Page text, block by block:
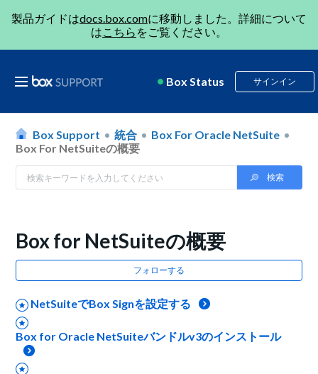
製品ガイドはdocs.box.comに移動しました。詳細について
はこちら をご覧ください。
Box Status サインイン
Box Support 統合
Box For Oracle NetSuite
Box For NetSuiteの概要
Box for NetSuiteの概要
フォローする
NetSuiteでBox Signを設定する
Box for Oracle NetSuiteバンドルv3のインストール